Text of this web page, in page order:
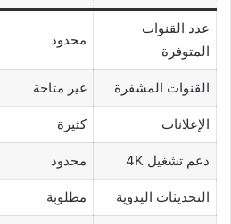
عدد القنوات
المتوفرة
محدود
القنوات المشفرة غير متاحة
الإعلانات كثيرة
دعم تشغيل 4K محدود
التحديثات اليدوية مطلوبة